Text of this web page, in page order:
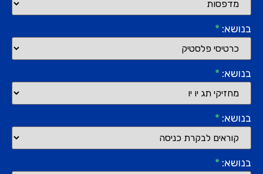
בנושא: *
בנושא: *
בנושא: *
בנושא: *